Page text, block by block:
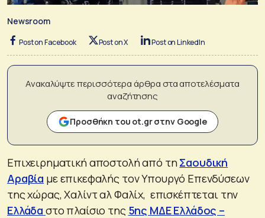
Newsroom
Post on Facebook Post on X Post on LinkedIn
Ανακαλύψτε περισσότερα άρθρα στα αποτελέσματα
αναζήτησης
Προσθήκη του ot.gr στην Google
Eπιχειρηματική αποστολή από τηΣαουδική
Αραβία με επικεφαλής τον Υπουργό Επενδύσεων
της χώρας, Χαλίντ αλ Φαλίχ, επισκέπτεται την
Ελλάδα στο πλαίσιο της 5ης ΜΔΕ Ελλάδος –